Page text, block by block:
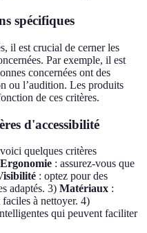
spécifiques
il est crucial de cerner les
Par exemple, il est
concernées ont des
ou l’audition. Les produits
de ces critères.
d'accessibilité
quelques critères
Ergonomie : assurez-vous que
: optez pour des
adaptés. 3) Matériaux :
à nettoyer. 4)
qui peuvent faciliter